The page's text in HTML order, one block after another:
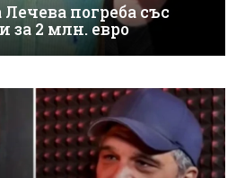
погреба със
за 2 млн. евро